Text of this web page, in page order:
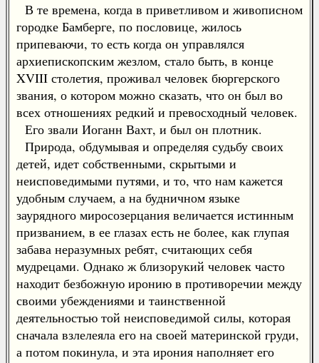
В те времена, когда в приветливом и живописном
городке Бамберге, по пословице, жилось
припеваючи, то есть когда он управлялся
архиепископским жезлом, стало быть, в конце
XVIII столетия, проживал человек бюргерского
звания, о котором можно сказать, что он был во
всех отношениях редкий и превосходный человек.
Его звали Иоганн Вахт, и был он плотник.
Природа, обдумывая и определяя судьбу своих
детей, идет собственными, скрытыми и
неисповедимыми путями, и то, что нам кажется
удобным случаем, а на будничном языке
заурядного миросозерцания величается истинным
призванием, в ее глазах есть не более, как глупая
забава неразумных ребят, считающих себя
мудрецами. Однако ж близорукий человек часто
находит безбожную иронию в противоречии между
своими убеждениями и таинственной
деятельностью той неисповедимой силы, которая
сначала взлелеяла его на своей материнской груди,
а потом покинула, и эта ирония наполняет его